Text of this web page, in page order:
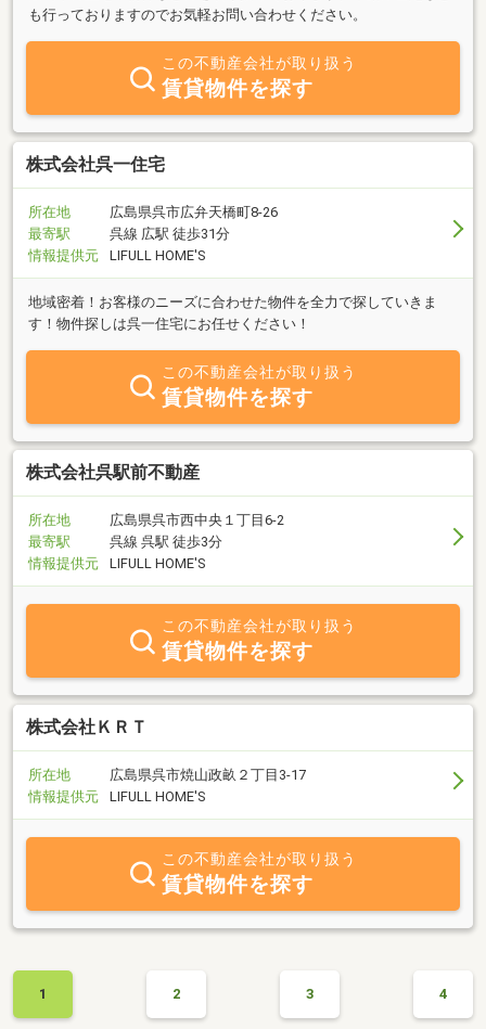
も行っておりますのでお気軽お問い合わせください。
この不動産会社が取り扱う
賃貸物件を探す
株式会社呉一住宅
所在地
広島県呉市広弁天橋町8-26
最寄駅
呉線 広駅 徒歩31分
情報提供元
LIFULL HOME'S
地域密着！お客様のニーズに合わせた物件を全力で探していきま
す！物件探しは呉一住宅にお任せください！
この不動産会社が取り扱う
賃貸物件を探す
株式会社呉駅前不動産
所在地
広島県呉市西中央１丁目6-2
最寄駅
呉線 呉駅 徒歩3分
情報提供元
LIFULL HOME'S
この不動産会社が取り扱う
賃貸物件を探す
株式会社ＫＲＴ
所在地
広島県呉市焼山政畝２丁目3-17
情報提供元
LIFULL HOME'S
この不動産会社が取り扱う
賃貸物件を探す
1 2 3 4